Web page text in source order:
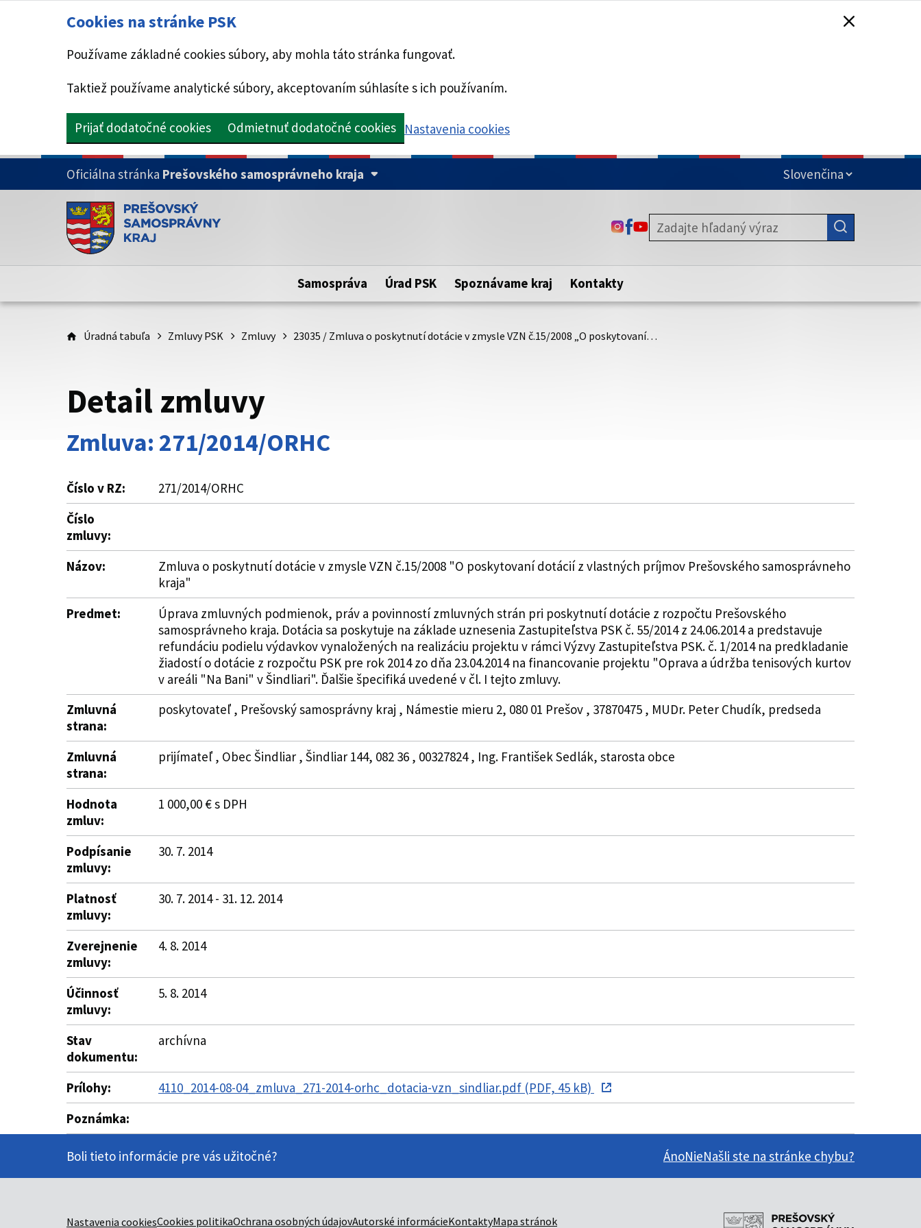
Cookies na stránke PSK
Používame základné cookies súbory, aby mohla táto stránka fungovať.
Taktiež používame analytické súbory, akceptovaním súhlasíte s ich používaním.
Prijať dodatočné cookies Odmietnuť dodatočné cookies Nastavenia cookies
PRESKOČIŤ NA HLAVNÝ OBSAH
Oficiálna stránka Prešovského samosprávneho kraja
Doména psk.sk je oficiálna
Toto je oficiálna webová stránka Prešovského samosprávneho kraja.
Táto stránka je zabezpečená
zabezpečenú webovú stránku. Zabezpečená stránka vždy začína
https:// pred názvom domény webového sídla.
ODKAZ SA OTVORÍ NA NOVEJ KARTE
ODKAZ SA OTVORÍ NA NOVEJ KARTE
ODKAZ SA OTVORÍ NA NOVEJ KARTE
Samospráva Úrad PSK Spoznávame kraj Kontakty
Úradná tabuľa Zmluvy PSK Zmluvy 23035 / Zmluva o poskytnutí dotácie v zmysle VZN č.15/2008 „O poskytovaní…
Detail zmluvy
Zmluva: 271/2014/ORHC
Číslo v RZ:
271/2014/ORHC
Číslo
zmluvy:
Názov:
Zmluva o poskytnutí dotácie v zmysle VZN č.15/2008 "O poskytovaní dotácií z vlastných príjmov Prešovského samosprávneho
kraja"
Predmet:
Úprava zmluvných podmienok, práv a povinností zmluvných strán pri poskytnutí dotácie z rozpočtu Prešovského
samosprávneho kraja. Dotácia sa poskytuje na základe uznesenia Zastupiteľstva PSK č. 55/2014 z 24.06.2014 a predstavuje
refundáciu podielu výdavkov vynaložených na realizáciu projektu v rámci Výzvy Zastupiteľstva PSK. č. 1/2014 na predkladanie
žiadostí o dotácie z rozpočtu PSK pre rok 2014 zo dňa 23.04.2014 na financovanie projektu "Oprava a údržba tenisových kurtov
v areáli "Na Bani" v Šindliari". Ďalšie špecifiká uvedené v čl. I tejto zmluvy.
Zmluvná
strana:
poskytovateľ , Prešovský samosprávny kraj , Námestie mieru 2, 080 01 Prešov , 37870475 , MUDr. Peter Chudík, predseda
Zmluvná
strana:
prijímateľ , Obec Šindliar , Šindliar 144, 082 36 , 00327824 , Ing. František Sedlák, starosta obce
Hodnota
zmluv:
1 000,00 € s DPH
Podpísanie
zmluvy:
30. 7. 2014
Platnosť
zmluvy:
30. 7. 2014 - 31. 12. 2014
Zverejnenie
zmluvy:
4. 8. 2014
Účinnosť
zmluvy:
5. 8. 2014
Stav
dokumentu:
archívna
Prílohy:
4110_2014-08-04_zmluva_271-2014-orhc_dotacia-vzn_sindliar.pdf (PDF, 45 kB)
Poznámka:
Boli tieto informácie pre vás užitočné? ÁnoNieNašli ste na stránke chybu?
Nastavenia cookiesCookies politikaOchrana osobných údajovAutorské informácieKontaktyMapa stránok